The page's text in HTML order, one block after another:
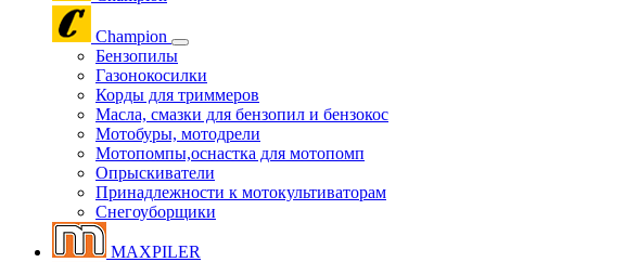
Champion
Бензопилы
Газонокосилки
Корды для триммеров
Масла, смазки для бензопил и бензокос
Мотобуры, мотодрели
Мотопомпы,оснастка для мотопомп
Опрыскиватели
Принадлежности к мотокультиваторам
Снегоуборщики
MAXPILER